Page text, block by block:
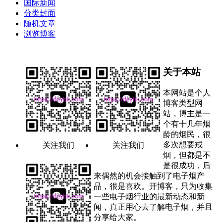
国际新闻
分类封面
随机文章
浏览博客
关注我们 关注我们
关于本站
本网站是个人
博客类型网
站，博主是一
个有十几年烟
龄的烟民，很
多次想要戒
烟，但都是不
是很成功，后
来偶然的机会接触到了电子烟产
品，很是喜欢。开博客，只为收集
一些电子烟行业的最新动态和新
闻，真正用心去了解电子烟，并且
分享给大家。